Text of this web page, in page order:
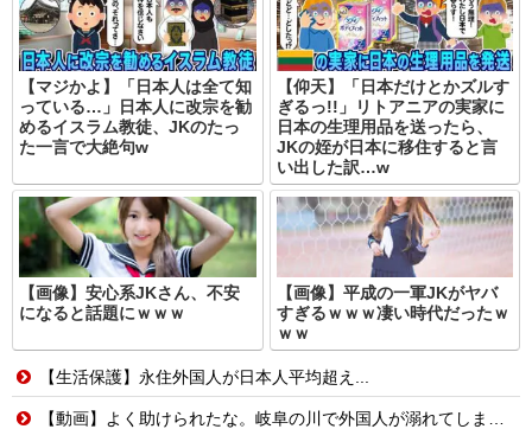
【マジかよ】「日本人は全て知
っている…」日本人に改宗を勧
めるイスラム教徒、JKのたっ
た一言で大絶句w
【仰天】「日本だけとかズルす
ぎるっ!!」リトアニアの実家に
日本の生理用品を送ったら、
JKの姪が日本に移住すると言
い出した訳…w
【画像】安心系JKさん、不安
になると話題にｗｗｗ
【画像】平成の一軍JKがヤバ
すぎるｗｗｗ凄い時代だったｗ
ｗｗ
【生活保護】永住外国人が日本人平均超え...
【動画】よく助けられたな。岐阜の川で外国人が溺れてしまう事故。